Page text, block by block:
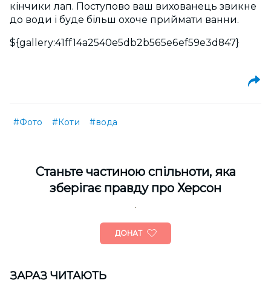
кінчики лап. Поступово ваш вихованець звикне
до води і буде більш охоче приймати ванни.
${gallery:41ff14a2540e5db2b565e6ef59e3d847}
#Фото #Коти #вода
Cтаньте частиною спільноти, яка
зберігає правду про Херсон
ДОНАТ
ЗАРАЗ ЧИТАЮТЬ